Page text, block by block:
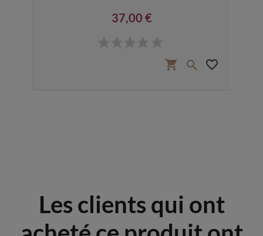
37,00 €
shopping_cart  favorite_border
Les clients qui ont